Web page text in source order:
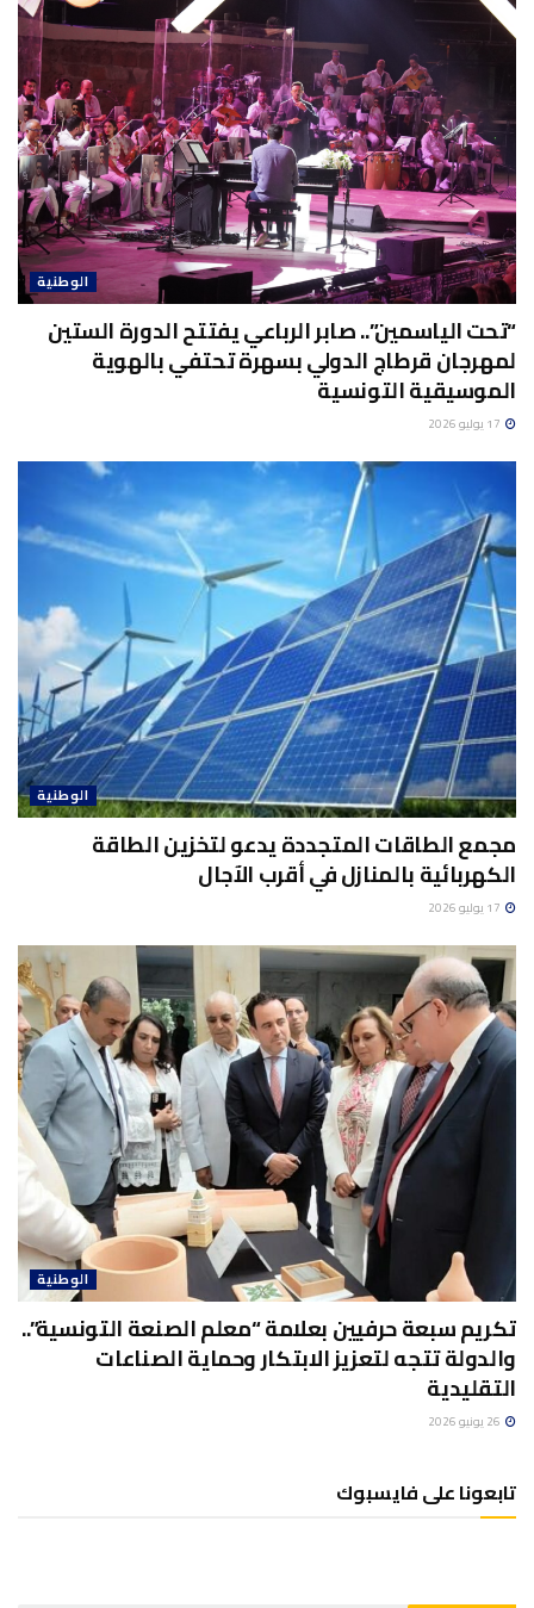
الوطنية
“تحت الياسمين”.. صابر الرباعي يفتتح الدورة الستين
لمهرجان قرطاج الدولي بسهرة تحتفي بالهوية
الموسيقية التونسية
الوطنية
مجمع الطاقات المتجددة يدعو لتخزين الطاقة
الكهربائية بالمنازل في أقرب الآجال
الوطنية
تكريم سبعة حرفيين بعلامة “معلم الصنعة التونسية”..
والدولة تتجه لتعزيز الابتكار وحماية الصناعات
التقليدية
تابعونا على فايسبوك